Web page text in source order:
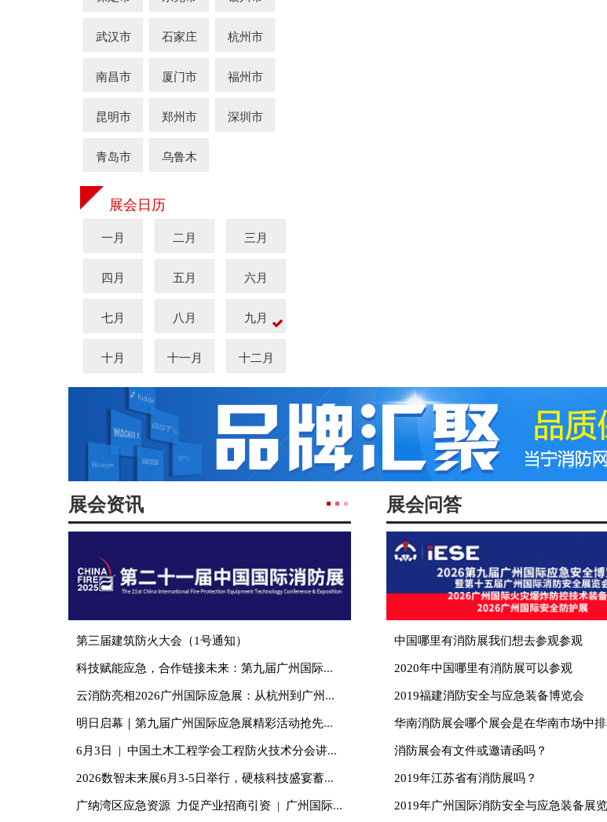
武汉市 石家庄 杭州市
南昌市 厦门市 福州市
昆明市 郑州市 深圳市
青岛市 乌鲁木
展会日历
一月 二月 三月
四月 五月 六月
七月 八月 九月
十月 十一月 十二月
展会资讯
第三届建筑防火大会（1号通知）
展会问答
中国哪里有消防展我们想去参观参观
2020年中国哪里有消防展可以参观
2019福建消防安全与应急装备博览会
消防展会有文件或邀请函吗？
2019年江苏省有消防展吗？